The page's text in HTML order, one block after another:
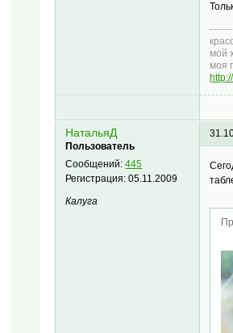
мой
моя
НатальяД
Пользователь
Сообщений:445
Регистрация:05.11.2009
Калуга